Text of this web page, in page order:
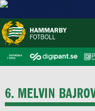
6. MELVIN